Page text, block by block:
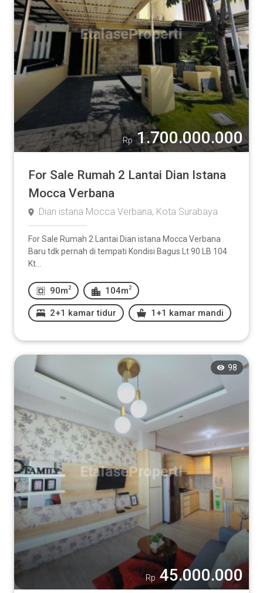
Rp 1.700.000.000
For Sale Rumah 2 Lantai Dian Istana
Mocca Verbana
Dian istana Mocca Verbana, Kota Surabaya
For Sale Rumah 2 Lantai Dian istana Mocca Verbana
Baru tdk pernah di tempati Kondisi Bagus Lt 90 LB 104
Kt...
90m 2 104m 2
2+1 kamar tidur 1+1 kamar mandi
98
Rp 45.000.000